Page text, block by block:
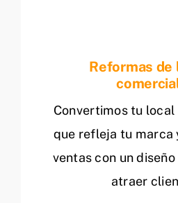
Reformas de
Convertimos tu local
que refleja tu marca
ventas con un
atraer